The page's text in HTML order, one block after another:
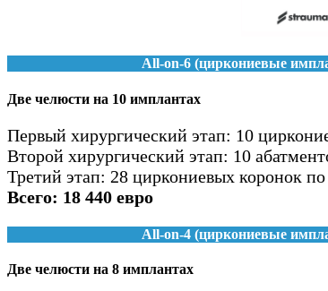
All-on-6 (циркониевые
Две челюсти на 10 имплантах
Первый хирургический этап: 10
Второй хирургический этап: 10
Третий этап: 28 циркониевых коронок по
Всего: 18 440 евро
All-on-4 (циркониевые
Две челюсти на 8 имплантах